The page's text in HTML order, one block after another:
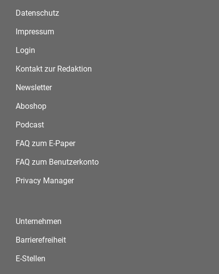
Datenschutz
Impressum
Login
Kontakt zur Redaktion
Newsletter
Aboshop
Podcast
FAQ zum E-Paper
FAQ zum Benutzerkonto
Privacy Manager
Unternehmen
Barrierefreiheit
E-Stellen